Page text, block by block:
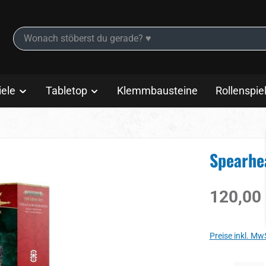
Tabletop Klemmbausteine
Regulärer
120,00
Preise inkl.